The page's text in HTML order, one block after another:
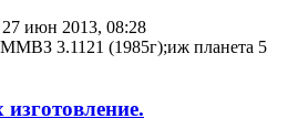
27 июн 2013, 08:28
3.1121 (1985г);иж планета 5